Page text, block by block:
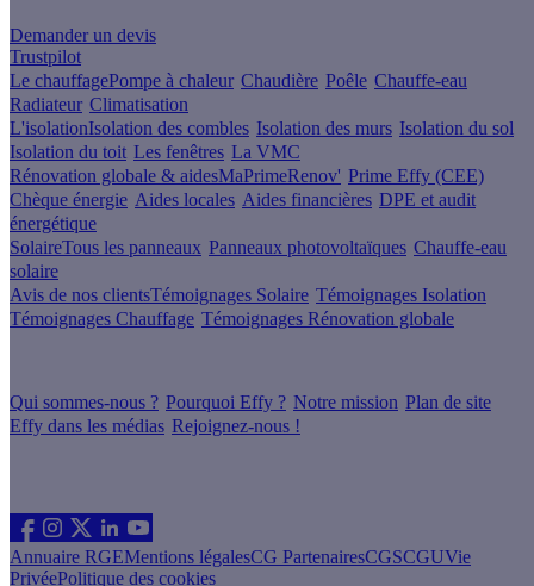
Demander un devis
Trustpilot
Le chauffagePompe à chaleur Chaudière Poêle Chauffe-eau
Radiateur Climatisation
L'isolationIsolation des combles Isolation des murs Isolation du sol
Isolation du toit Les fenêtres La VMC
Rénovation globale & aidesMaPrimeRenov' Prime Effy (CEE)
Chèque énergie Aides locales Aides financières DPE et audit
énergétique
SolaireTous les panneaux Panneaux photovoltaïques Chauffe-eau
solaire
Avis de nos clientsTémoignages Solaire Témoignages Isolation
Témoignages Chauffage Témoignages Rénovation globale
Qui sommes-nous ? Pourquoi Effy ? Notre mission Plan de site
Effy dans les médias Rejoignez-nous !
Annuaire RGEMentions légalesCG PartenairesCGSCGUVie
PrivéePolitique des cookies